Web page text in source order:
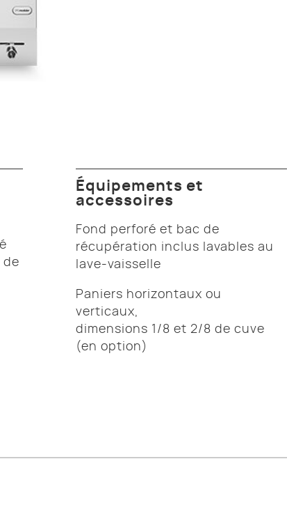
de
Équipements et
accessoires
Fond perforé et bac de
récupération inclus lavables au
lave-vaisselle
Paniers horizontaux ou
verticaux,
dimensions 1/8 et 2/8 de cuve
(en option)